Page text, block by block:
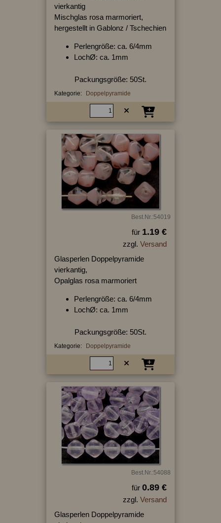
vierkantig
Mischglas rosa marmoriert,
hergestellt in Gablonz / Tschechien
Perlengröße: ca. 6/4mm
LochØ: ca. 1mm
Packungsgröße: 50St.
Kategorie: Doppelpyramide
Best.Nr.:54019
für 1.19 €
zzgl. Versand
Glasperlen Doppelpyramide
vierkantig,
Opalglas rosa marmoriert
Perlengröße: ca. 6/4mm
LochØ: ca. 1mm
Packungsgröße: 50St.
Kategorie: Doppelpyramide
Best.Nr.:54088
für 0.89 €
zzgl. Versand
Glasperlen Doppelpyramide